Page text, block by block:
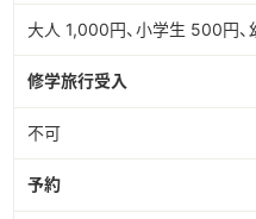
大人 1,000円、小学生 500円
修学旅行受入
不可
予約